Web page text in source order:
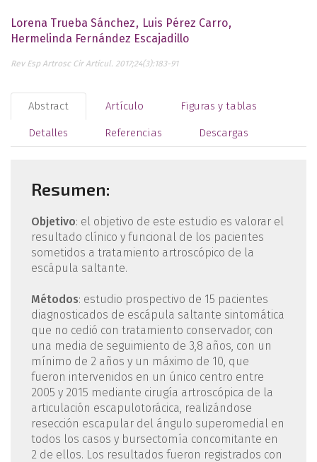
Lorena Trueba Sánchez
Luis Pérez Carro
Hermelinda Fernández Escajadillo
Rev Esp Artrosc Cir Articul. 2017;24(3):183-91
Abstract Artículo Figuras y tablas
Detalles Referencias Descargas
Resumen:
Objetivo: el objetivo de este estudio es valorar el
resultado clínico y funcional de los pacientes
sometidos a tratamiento artroscópico de la
escápula saltante.
Métodos: estudio prospectivo de 15 pacientes
diagnosticados de escápula saltante sintomática
que no cedió con tratamiento conservador, con
una media de seguimiento de 3,8 años, con un
mínimo de 2 años y un máximo de 10, que
fueron intervenidos en un único centro entre
2005 y 2015 mediante cirugía artroscópica de la
articulación escapulotorácica, realizándose
resección escapular del ángulo superomedial en
todos los casos y bursectomía concomitante en
2 de ellos. Los resultados fueron registrados con